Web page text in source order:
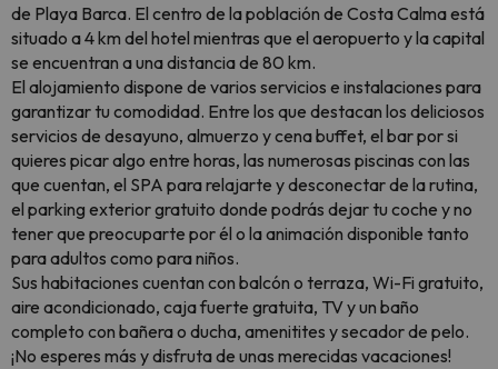
de Playa Barca. El centro de la población de Costa Calma está
situado a 4 km del hotel mientras que el aeropuerto y la capital
se encuentran a una distancia de 80 km.
El alojamiento dispone de varios servicios e instalaciones para
garantizar tu comodidad. Entre los que destacan los deliciosos
servicios de desayuno, almuerzo y cena buffet, el bar por si
quieres picar algo entre horas, las numerosas piscinas con las
que cuentan, el SPA para relajarte y desconectar de la rutina,
el parking exterior gratuito donde podrás dejar tu coche y no
tener que preocuparte por él o la animación disponible tanto
para adultos como para niños.
Sus habitaciones cuentan con balcón o terraza, Wi-Fi gratuito,
aire acondicionado, caja fuerte gratuita, TV y un baño
completo con bañera o ducha, amenitites y secador de pelo.
¡No esperes más y disfruta de unas merecidas vacaciones!